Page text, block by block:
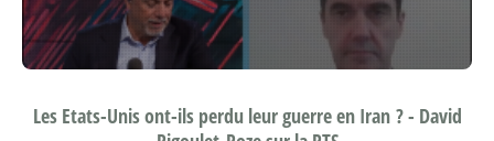
Les Etats-Unis ont-ils perdu leur guerre en Iran ? - David